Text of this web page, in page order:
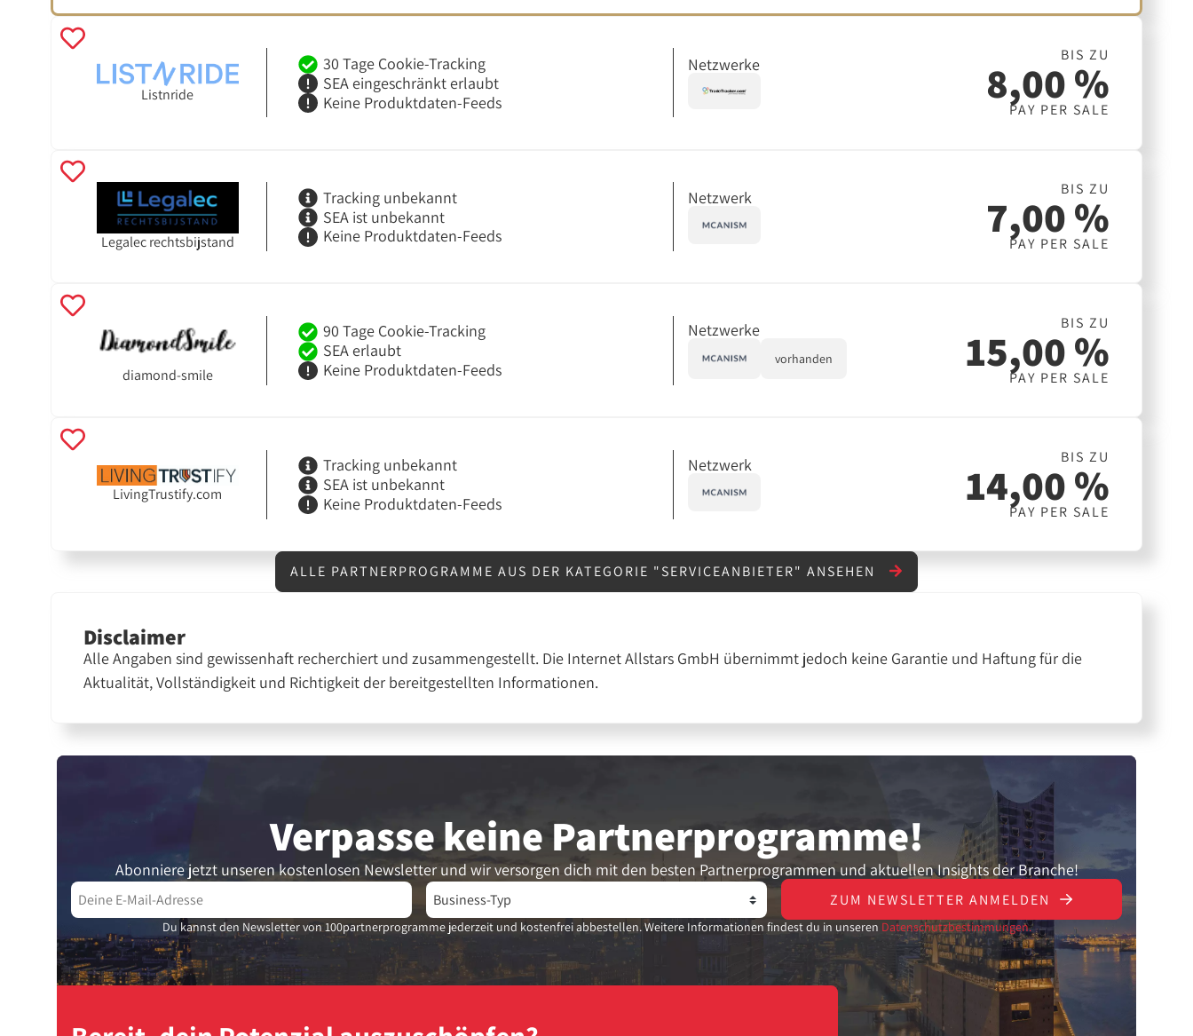
Listnride
30 Tage Cookie-Tracking
SEA eingeschränkt erlaubt
Keine Produktdaten-Feeds
Netzwerke BIS ZU
8,00 %
PAY PER SALE
Legalec rechtsbijstand
Tracking unbekannt
SEA ist unbekannt
Keine Produktdaten-Feeds
Netzwerk BIS ZU
7,00 %
PAY PER SALE
diamond-smile
90 Tage Cookie-Tracking
SEA erlaubt
Keine Produktdaten-Feeds
Netzwerke
vorhanden
BIS ZU
15,00 %
PAY PER SALE
LivingTrustify.com
Tracking unbekannt
SEA ist unbekannt
Keine Produktdaten-Feeds
Netzwerk BIS ZU
14,00 %
PAY PER SALE
ALLE PARTNERPROGRAMME AUS DER KATEGORIE "SERVICEANBIETER" ANSEHEN
Disclaimer
Alle Angaben sind gewissenhaft recherchiert und zusammengestellt. Die Internet Allstars GmbH übernimmt jedoch keine Garantie und Haftung für die
Aktualität, Vollständigkeit und Richtigkeit der bereitgestellten Informationen.
Verpasse keine Partner­programme!
Abonniere jetzt unseren kostenlosen Newsletter und wir versorgen dich mit den besten Partnerprogrammen und aktuellen Insights der Branche!
ZUM NEWSLETTER ANMELDEN
Du kannst den Newsletter von 100partnerprogramme jederzeit und kostenfrei abbestellen. Weitere Informationen findest du in unseren Datenschutzbestimmungen.